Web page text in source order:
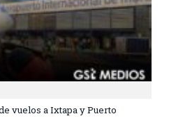
vuelos a Ixtapa y Puerto